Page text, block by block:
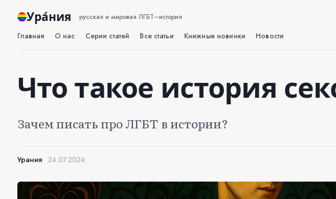
Ура́ния русская и мировая ЛГБТ–история
Главная О нас Серии статей Все статьи Книжные новинки Новости
Что такое история
Зачем писать про ЛГБТ в истории?
Урания 24.07.2024